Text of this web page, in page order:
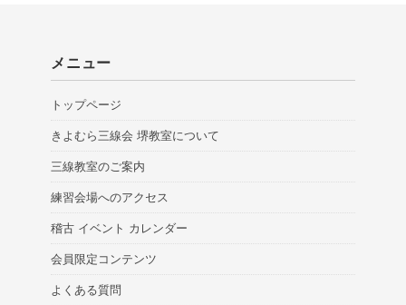
メニュー
トップページ
きよむら三線会 堺教室について
三線教室のご案内
練習会場へのアクセス
稽古 イベント カレンダー
会員限定コンテンツ
よくある質問